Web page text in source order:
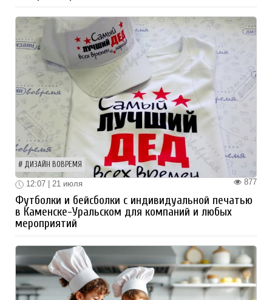
ДИЗАЙН ВОВРЕМЯ
877
12:07 | 21 июля
Футболки и бейсболки с индивидуальной печатью
в Каменске-Уральском для компаний и любых
мероприятий